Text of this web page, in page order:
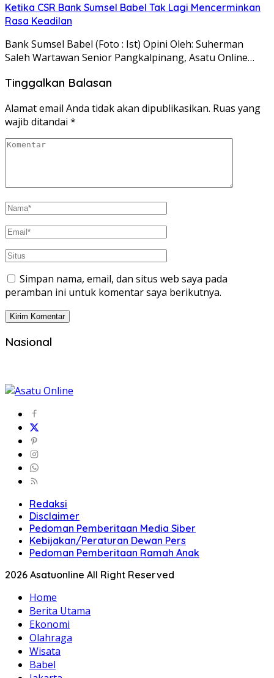
Ketika CSR Bank Sumsel Babel Tak Lagi Mencerminkan
Rasa Keadilan
Bank Sumsel Babel (Foto : Ist) Opini Oleh: Suherman
Saleh Wartawan Senior Pangkalpinang, Asatu Online…
Tinggalkan Balasan
Alamat email Anda tidak akan dipublikasikan. Ruas yang
wajib ditandai *
Simpan nama, email, dan situs web saya pada
peramban ini untuk komentar saya berikutnya.
Nasional
Redaksi
Disclaimer
Pedoman Pemberitaan Media Siber
Kebijakan/Peraturan Dewan Pers
Pedoman Pemberitaan Ramah Anak
2026 Asatuonline All Right Reserved
Home
Berita Utama
Ekonomi
Olahraga
Wisata
Babel